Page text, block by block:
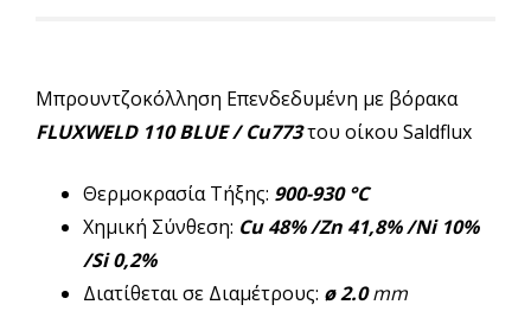
Μπρουντζοκόλληση Επενδεδυμένη με βόρακα
FLUXWELD 110 BLUE / Cu773του οίκου Saldflux
Θερμοκρασία Τήξης: 900-930 °C
Χημική Σύνθεση: Cu 48% /Zn 41,8% /Ni 10%
/Si 0,2%
Διατίθεται σε Διαμέτρους: ø 2.0mm